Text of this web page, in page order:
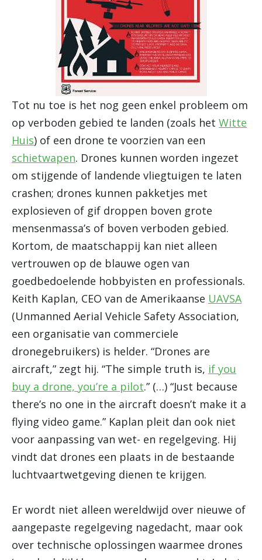
Tot nu toe is het nog geen enkel probleem om
op verboden gebied te landen (zoals het Witte
Huis) of een drone te voorzien van een
schietwapen. Drones kunnen worden ingezet
om stijgende of landende vliegtuigen te laten
crashen; drones kunnen pakketjes met
explosieven of gif droppen boven grote
mensenmassa’s of boven verboden gebied.
Kortom, de maatschappij kan niet alleen
vertrouwen op de blauwe ogen van
goedbedoelende hobbyisten en professionals.
Keith Kaplan, CEO van de Amerikaanse UAVSA
(Unmanned Aerial Vehicle Safety Association,
een organisatie van commerciele
dronegebruikers) is helder. “Drones are
aircraft,” zegt hij. “The simple truth is, if you
buy a drone, you’re a pilot.” (…) “Just because
there’s no one in the aircraft doesn’t make it a
flying video game.” Kaplan pleit dan ook niet
voor aanpassing van wet- en regelgeving. Hij
vindt dat drones een plaats in de bestaande
luchtvaartwetgeving dienen te krijgen.
Er wordt niet alleen wereldwijd over nieuwe of
aangepaste regelgeving nagedacht, maar ook
over technische oplossingen waarmee drones